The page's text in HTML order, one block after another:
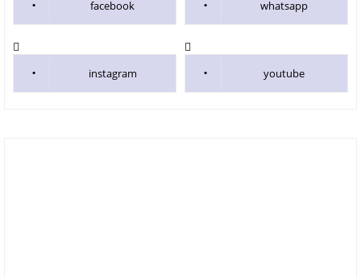
facebook whatsapp
instagram youtube